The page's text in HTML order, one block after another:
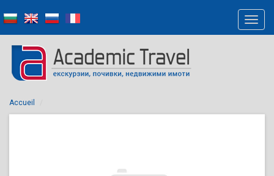
Accueil